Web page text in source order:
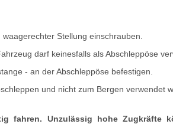
Stellung einschrauben.
darf keinesfalls als Abschleppöse
- an der Abschleppöse befestigen.
und nicht zum Bergen verwendet
fahren. Unzulässig hohe Zugkräfte